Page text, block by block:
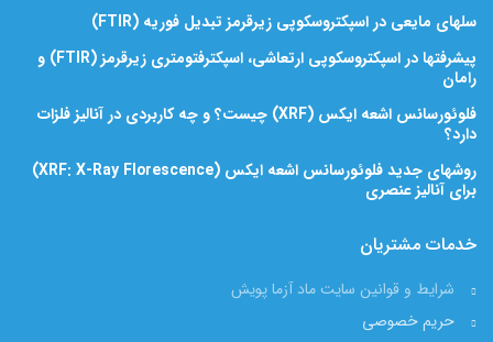
سلهای مایعی در اسپکتروسکوپی زیرقرمز تبدیل فوریه (FTIR)
پیشرفتها در اسپکتروسکوپی ارتعاشی، اسپکترفتومتری زیرقرمز (FTIR) و
رامان
فلوئورسانس اشعه ایکس (XRF) چیست؟ و چه کاربردی در آنالیز فلزات
دارد؟
روشهای جدید فلوئورسانس اشعه ایکس (XRF: X-Ray Florescence)
برای آنالیز عنصری
خدمات مشتریان
شرایط و قوانین سایت ماد آزما پویش
حریم خصوصی